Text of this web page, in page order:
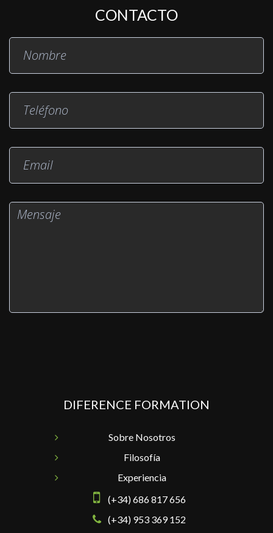
CONTACTO
DIFERENCE FORMATION
Sobre Nosotros
Filosofía
Experiencia
(+34) 686 817 656
(+34) 953 369 152